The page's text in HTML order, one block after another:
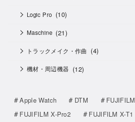
Logic Pro (10)
Maschine (21)
トラックメイク・作曲 (4)
機材・周辺機器 (12)
Apple Watch DTM
FUJIFILM
FUJIFILM X-Pro2
FUJIFILM X-T1